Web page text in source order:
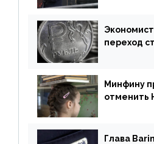
переход
Минфину
отменить
Глава